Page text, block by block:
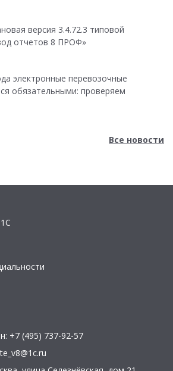
версия 3.4.72.3 типовой
отчетов 8 ПРОФ»
электронные перевозочные
обязательными: проверяем
Все новости
+7 (495) 737-92-57